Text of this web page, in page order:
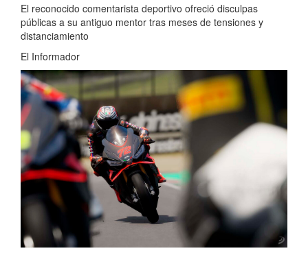
El reconocido comentarista deportivo ofreció disculpas
públicas a su antiguo mentor tras meses de tensiones y
distanciamiento
El Informador